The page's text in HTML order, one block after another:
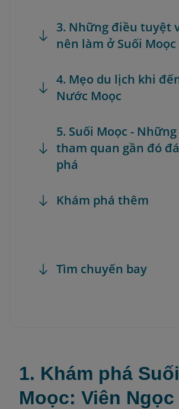
3. Những điều tuyệt
nên làm ở Suối Moọc
4. Mẹo du lịch khi
Nước Moọc
5. Suối Moọc -
tham quan gần đó
phá
Khám phá thêm
Tìm chuyến bay
1. Khám phá
Moọc: Viên